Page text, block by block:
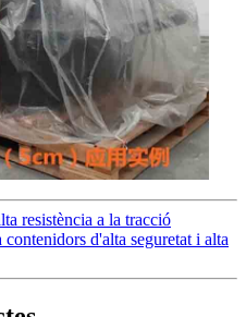
resistència a la tracció
contenidors d'alta seguretat i alta